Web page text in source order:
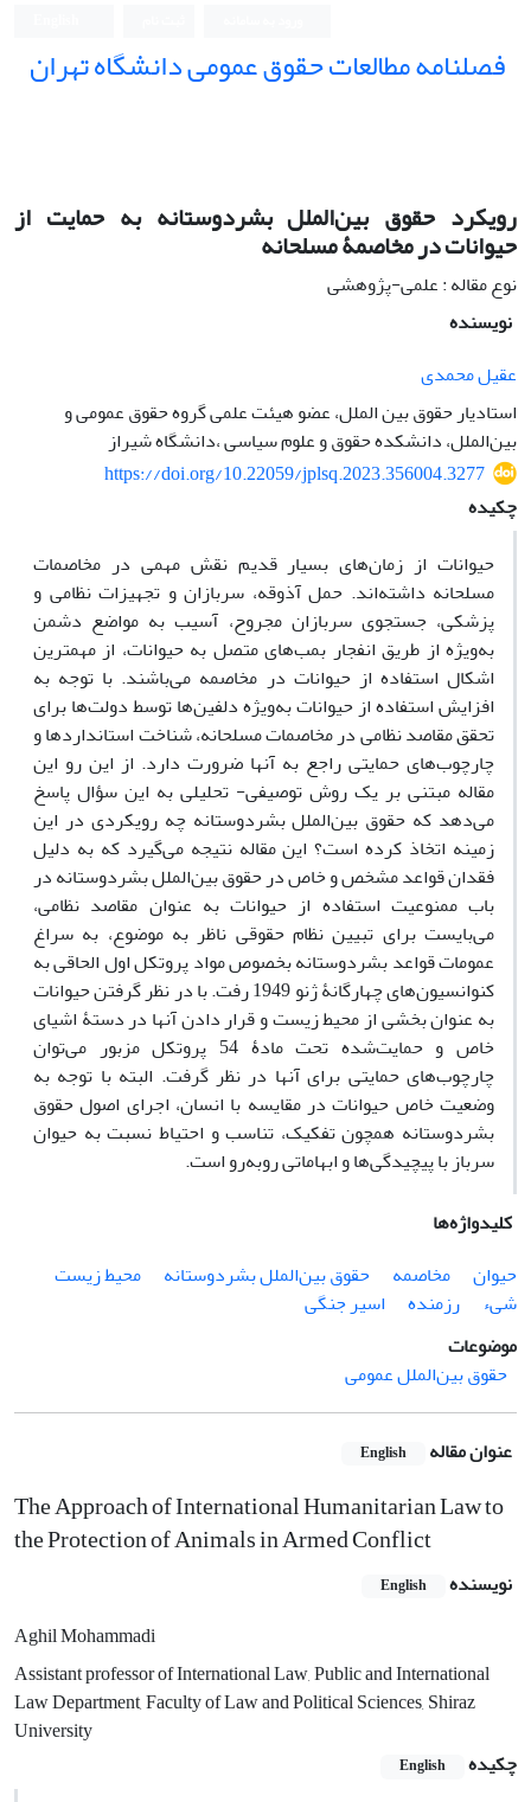
فصلنامه مطالعات حقوق عمومی دانشگاه تهران
رویکرد حقوق بین‌الملل بشردوستانه به حمایت از
حیوانات در مخاصمۀ مسلحانه
نوع مقاله : علمی-پژوهشی
نویسنده
عقیل محمدی
استادیار حقوق بین الملل، عضو هیئت علمی گروه حقوق عمومی و
بین‌الملل، دانشکده حقوق و علوم سیاسی ،دانشگاه شیراز
https://doi.org/10.22059/jplsq.2023.356004.3277
چکیده
حیوانات از زمان‌های بسیار قدیم نقش مهمی در مخاصمات
مسلحانه داشته‌اند. حمل آذوقه، سربازان و تجهیزات نظامی و
پزشکی، جستجوی سربازان مجروح، آسیب به مواضع دشمن
به‌ویژه از طریق انفجار بمب‌های متصل به حیوانات، از مهمترین
اشکال استفاده از حیوانات در مخاصمه می‌باشند. با توجه به
افزایش استفاده از حیوانات به‌ویژه دلفین‌ها توسط دولت‌ها برای
تحقق مقاصد نظامی در مخاصمات مسلحانه، شناخت استانداردها و
چارچوب‌‌های حمایتی راجع به آنها ضرورت دارد. از این رو این
مقاله مبتنی بر یک روش توصیفی- تحلیلی به این سؤال پاسخ
می‌دهد که حقوق بین‌الملل بشردوستانه چه رویکردی در این
زمینه اتخاذ کرده است؟ این مقاله نتیجه می‌گیرد که به دلیل
فقدان قواعد مشخص و خاص در حقوق بین‌الملل بشردوستانه در
باب ممنوعیت استفاده از حیوانات به عنوان مقاصد نظامی،
می‌بایست برای تبیین نظام حقوقی ناظر به موضوع، به سراغ
عمومات قواعد بشردوستانه بخصوص مواد پروتکل اول الحاقی به
کنوانسیون‌های چهارگانۀ ژنو 1949 رفت. با در نظر گرفتن حیوانات
به عنوان بخشی از محیط زیست و قرار دادن آنها در دستۀ اشیای
خاص و حمایت‌شده تحت مادۀ 54 پروتکل مزبور می‌توان
چارچوب‌های حمایتی برای آنها در نظر گرفت. البته با توجه به
وضعیت خاص حیوانات در مقایسه با انسان، اجرای اصول حقوق
بشردوستانه همچون تفکیک، تناسب و احتیاط نسبت به حیوان
سرباز با پیچیدگی‌ها و ابهاماتی روبه‌رو است.
کلیدواژه‌ها
حیوان
مخاصمه حقوق بین‌ا‌لملل بشردوستانه
محیط زیست
شیء
رزمنده
اسیر جنگی
موضوعات
حقوق بین‌الملل عمومی
عنوان مقاله English
The Approach of International Humanitarian Law to
the Protection of Animals in Armed Conflict
نویسنده English
Aghil Mohammadi
Assistant professor of International Law, Public and International
Law Department, Faculty of Law and Political Sciences, Shiraz
University
چکیده
English